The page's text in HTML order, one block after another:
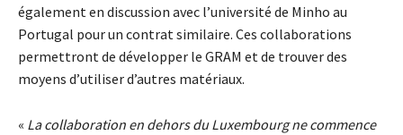
également en discussion avec l’université de Minho au
Portugal pour un contrat similaire. Ces collaborations
permettront de développer le GRAM et de trouver des
moyens d’utiliser d’autres matériaux.
« La collaboration en dehors du Luxembourg ne commence